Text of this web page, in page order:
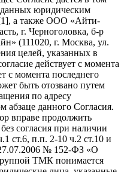
данных юридическим
а также ООО «Айти-
г. Черноголовка, б-р
(111020, г. Москва, ул.
целей, указанных в
действует с момента
с момента последнего
быть отозвано путем
по адресу
абзаце данного Согласия.
вправе продолжить
согласия при наличии
ст.6, п.п. 2-10 ч.2 ст.10 и
27.07.2006 № 152-ФЗ «О
ТМК понимается